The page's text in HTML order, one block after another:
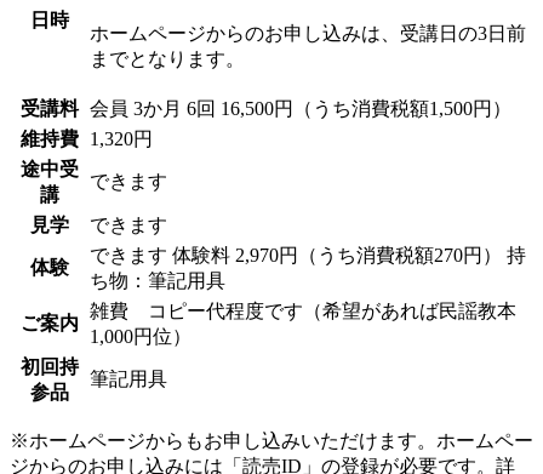
日時
ホームページからのお申し込みは、受講日の3日前
までとなります。
受講料 会員 3か月 6回 16,500円（うち消費税額1,500円）
維持費
1,320円
途中受
講
できます
見学 できます
体験
できます 体験料 2,970円（うち消費税額270円） 持
ち物：筆記用具
ご案内
雑費 コピー代程度です（希望があれば民謡教本
1,000円位）
初回持
参品
筆記用具
※ホームページからもお申し込みいただけます。ホームペー
ジからのお申し込みには「読売ID」の登録が必要です。詳